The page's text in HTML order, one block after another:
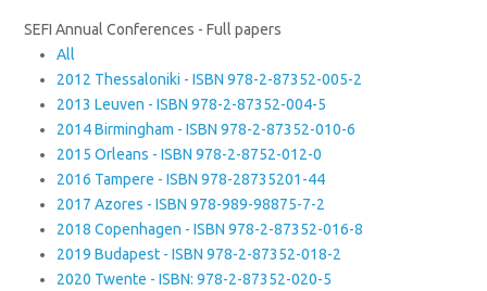
SEFI Annual Conferences - Full papers
All
2012 Thessaloniki - ISBN 978-2-87352-005-2
2013 Leuven - ISBN 978-2-87352-004-5
2014 Birmingham - ISBN 978-2-87352-010-6
2015 Orleans - ISBN 978-2-8752-012-0
2016 Tampere - ISBN 978-28735201-44
2017 Azores - ISBN 978-989-98875-7-2
2018 Copenhagen - ISBN 978-2-87352-016-8
2019 Budapest - ISBN 978-2-87352-018-2
2020 Twente - ISBN: 978-2-87352-020-5